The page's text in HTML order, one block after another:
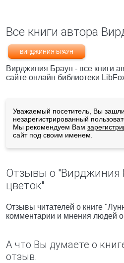
Все книги автора
ВИРДЖИНИЯ БРАУН
Вирджиния Браун - все книги
сайте онлайн библиотеки
Уважаемый посетитель, Вы
незарегистрированный
Мы рекомендуем Вам
сайт под своим именем.
Отзывы о "Вирджиния
цветок"
Отзывы читателей о книге
комментарии и мнения людей
А что Вы думаете о
отзыв.